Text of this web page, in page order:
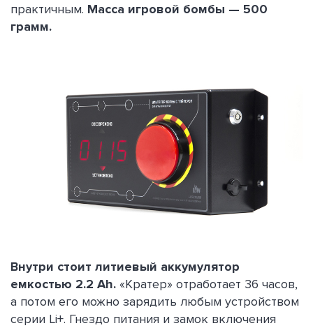
практичным. Масса игровой бомбы — 500
грамм.
Внутри стоит литиевый аккумулятор
емкостью 2.2 Ah. «Кратер» отработает 36 часов,
а потом его можно зарядить любым устройством
серии Li+. Гнездо питания и замок включения